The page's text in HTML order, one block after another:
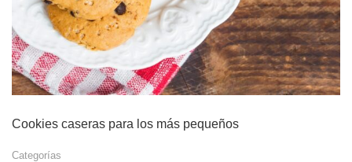
Cookies caseras para los más pequeños
Categorías